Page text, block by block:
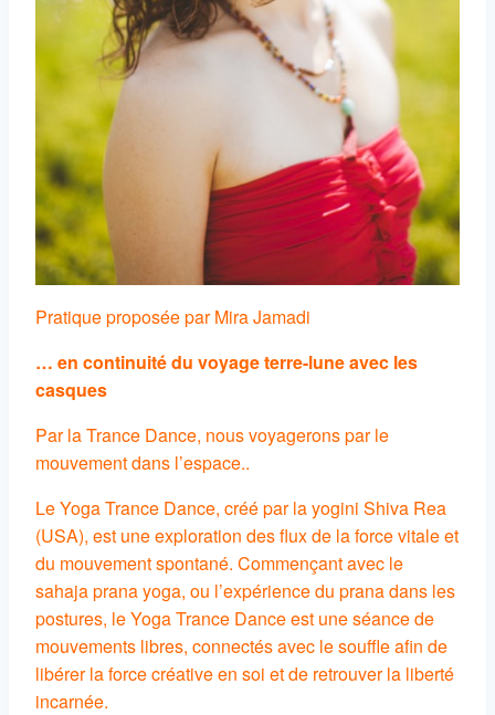
Pratique proposée par Mira Jamadi
… en continuité du voyage terre-lune avec les
casques
Par la Trance Dance, nous voyagerons par le
mouvement dans l’espace..
Le Yoga Trance Dance, créé par la yogini Shiva Rea
(USA), est une exploration des flux de la force vitale et
du mouvement spontané. Commençant avec le
sahaja prana yoga, ou l’expérience du prana dans les
postures, le Yoga Trance Dance est une séance de
mouvements libres, connectés avec le souffle afin de
libérer la force créative en soi et de retrouver la liberté
incarnée.